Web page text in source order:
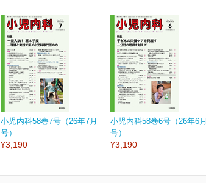
小児内科58巻7号（26年7月
号）
¥3,190
小児内科58巻6号（26年6月
号）
¥3,190